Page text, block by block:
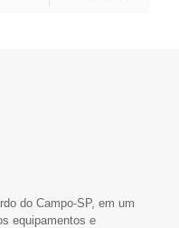
do Campo-SP, em um
equipamentos e